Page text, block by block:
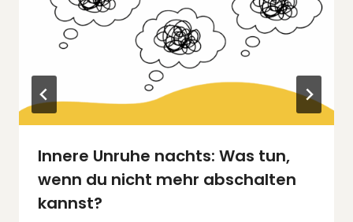
Innere Unruhe nachts: Was tun,
wenn du nicht mehr abschalten
kannst?